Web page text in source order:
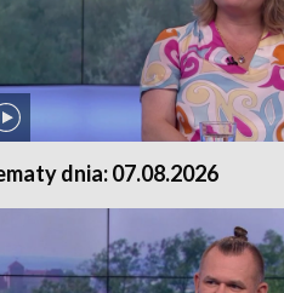
dnia: 07.08.2026